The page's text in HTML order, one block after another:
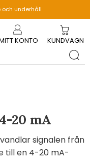
och underhåll
KONTO KUNDVAGN
20 mA
signalen från
till en 4-20 mA-